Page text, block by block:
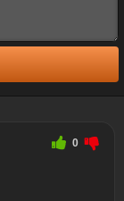
0